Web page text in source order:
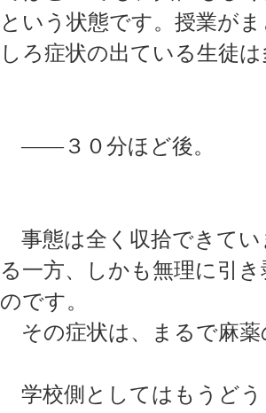
という状態です。授業が
しろ症状の出ている生徒
――３０分ほど後。
事態は全く収拾できてい
る一方、しかも無理に引
のです。
その症状は、まるで麻薬
学校側としてはもうど